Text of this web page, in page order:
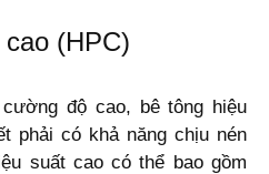
(HPC)
độ cao, bê tông hiệu
phải có khả năng chịu nén
suất cao có thể bao gồm